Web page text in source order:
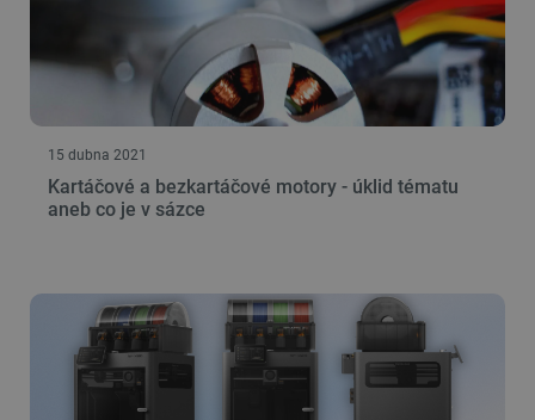
15 dubna 2021
Kartáčové a bezkartáčové motory - úklid tématu
aneb co je v sázce
FUNKČNÍ SOUBORY
Soubory cílení
nezbytně nutných souborů cookie správně
používat.
Název
Poskytovatel/
Doména
udid